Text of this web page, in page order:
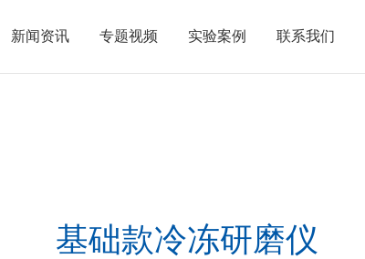
新闻资讯 专题视频 实验案例 联系我们
基础款冷冻研磨仪